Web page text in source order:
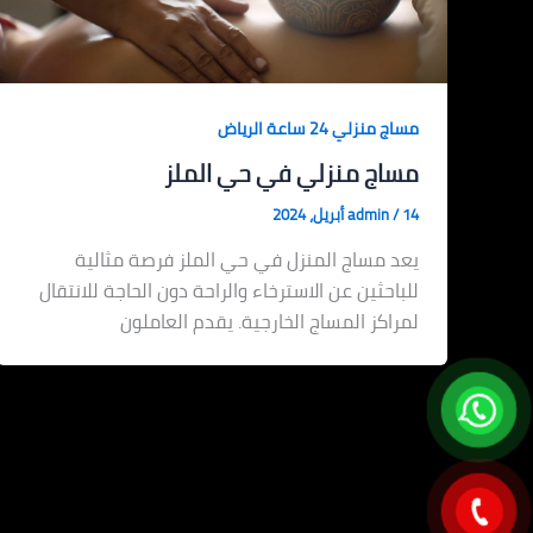
مساج منزلي 24 ساعة الرياض
مساج منزلي في حي الملز
admin/14 أبريل، 2024
يعد مساج المنزل في حي الملز فرصة مثالية
للباحثين عن الاسترخاء والراحة دون الحاجة للانتقال
لمراكز المساج الخارجية. يقدم العاملون